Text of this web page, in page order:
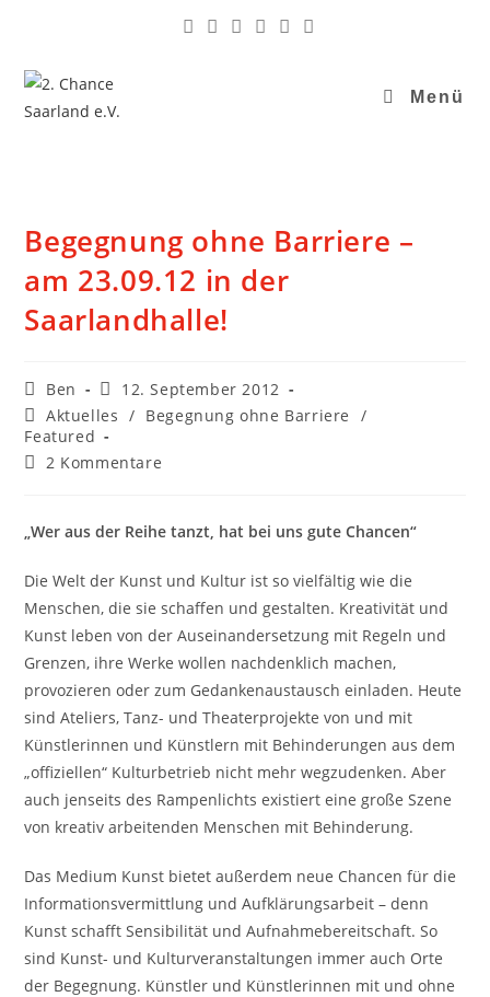
Menü
Begegnung ohne Barriere –
am 23.09.12 in der
Saarlandhalle!
Ben
12. September 2012
Aktuelles / Begegnung ohne Barriere
/
Featured
2 Kommentare
„Wer aus der Reihe tanzt, hat bei uns gute Chancen“
Die Welt der Kunst und Kultur ist so vielfältig wie die
Menschen, die sie schaffen und gestalten. Kreativität und
Kunst leben von der Auseinandersetzung mit Regeln und
Grenzen, ihre Werke wollen nachdenklich machen,
provozieren oder zum Gedankenaustausch einladen. Heute
sind Ateliers, Tanz- und Theaterprojekte von und mit
Künstlerinnen und Künstlern mit Behinderungen aus dem
„offiziellen“ Kulturbetrieb nicht mehr wegzudenken. Aber
auch jenseits des Rampenlichts existiert eine große Szene
von kreativ arbeitenden Menschen mit Behinderung.
Das Medium Kunst bietet außerdem neue Chancen für die
Informationsvermittlung und Aufklärungsarbeit – denn
Kunst schafft Sensibilität und Aufnahmebereitschaft. So
sind Kunst- und Kulturveranstaltungen immer auch Orte
der Begegnung. Künstler und Künstlerinnen mit und ohne